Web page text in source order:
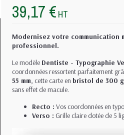
39,17 € HT
Modernisez votre communication
professionnel.
Le modèle Dentiste - Typographie
coordonnées ressortent parfaitement
55 mm, cette carte en bristol de 300
sans effet de macule.
Recto : Vos coordonnées en
Verso : Grille claire dotée de 5